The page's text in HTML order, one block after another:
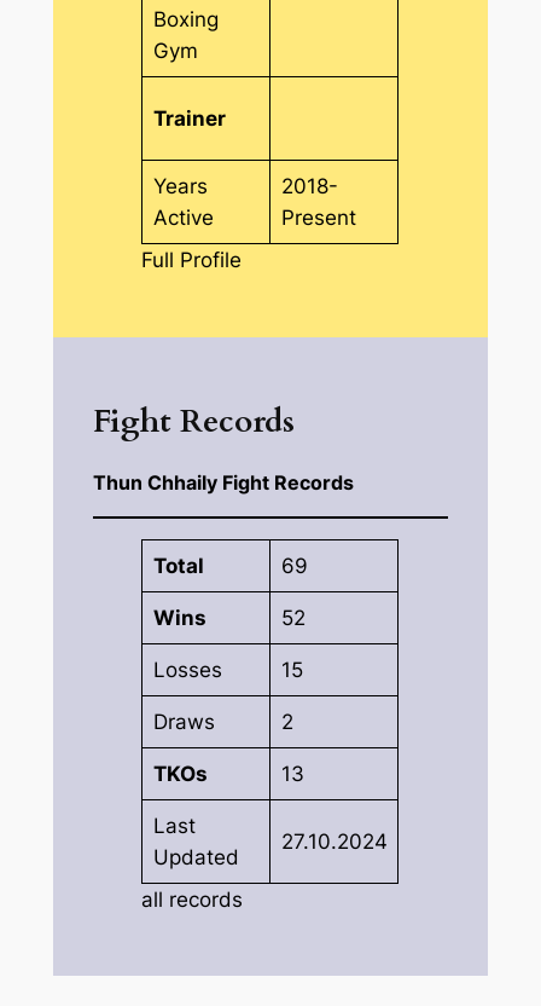
Boxing
Gym
Trainer
Years
Active
2018-
Present
Full Profile
Fight Records
Thun Chhaily Fight Records
Total 69
Wins 52
Losses 15
Draws 2
TKOs 13
Last
Updated
27.10.2024
all records